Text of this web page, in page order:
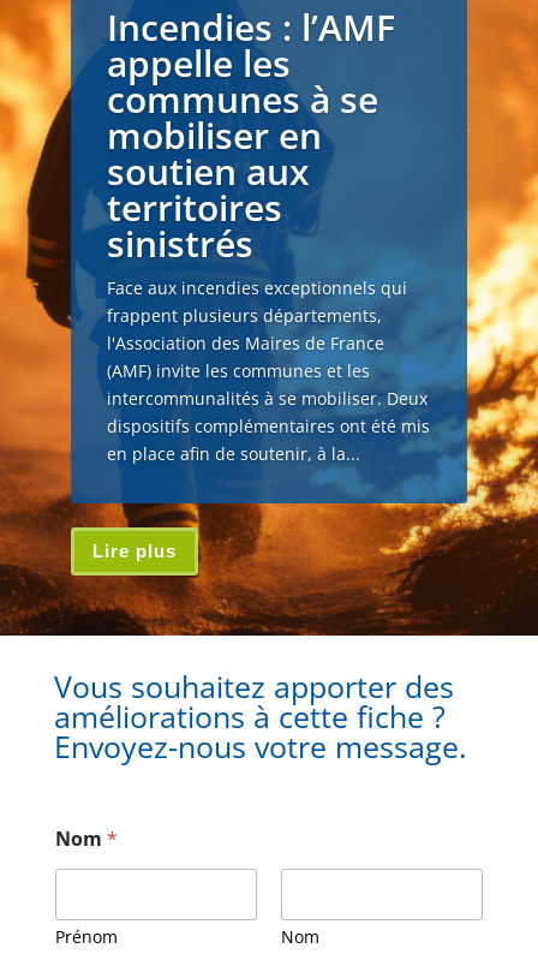
Incendies : l’AMF
appelle les
communes à se
mobiliser en
soutien aux
territoires
sinistrés
Face aux incendies exceptionnels qui
frappent plusieurs départements,
l'Association des Maires de France
(AMF) invite les communes et les
intercommunalités à se mobiliser. Deux
dispositifs complémentaires ont été mis
en place afin de soutenir, à la...
Lire plus
Vous souhaitez apporter des
améliorations à cette fiche ?
Envoyez-nous votre message.
Nom *
Prénom Nom